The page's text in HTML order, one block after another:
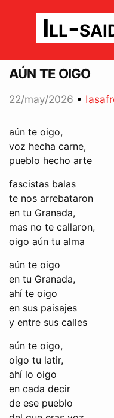
Ill-
aún te oigo
22/may/2026 •
aún te oigo,
voz hecha carne,
pueblo hecho arte
fascistas balas
te nos arrebataron
en tu Granada,
mas no te callaron,
oigo aún tu alma
aún te oigo
en tu Granada,
ahí te oigo
en sus paisajes
y entre sus calles
aún te oigo,
oigo tu latir,
ahí lo oigo
en cada decir
de ese pueblo